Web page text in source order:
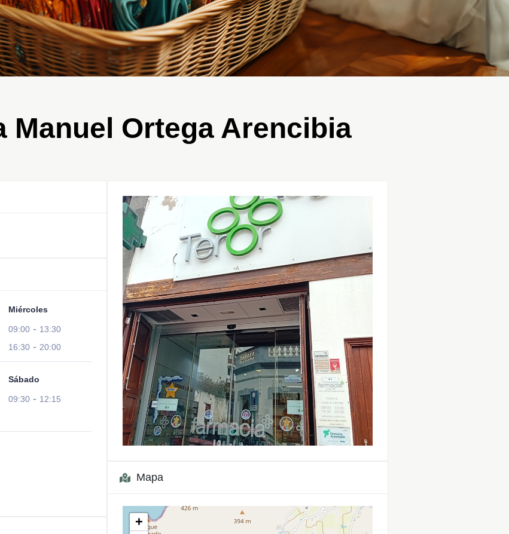
Manuel Ortega Arencibia
Miércoles
09:00- 13:30
16:30- 20:00
Sábado
09:30- 12:15
Mapa
+